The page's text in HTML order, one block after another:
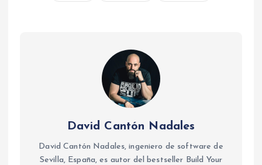
David Cantón Nadales
David Cantón Nadales, ingeniero de software de
Sevilla, España, es autor del bestseller Build Your